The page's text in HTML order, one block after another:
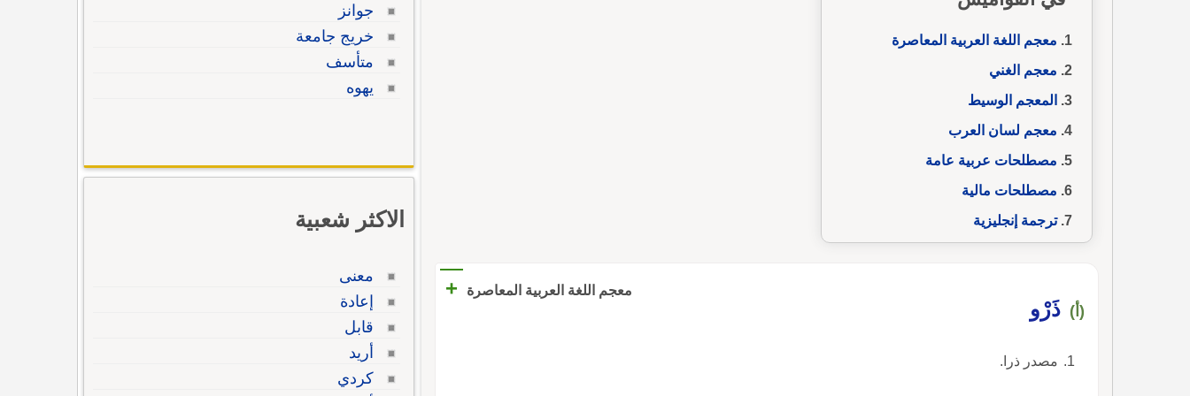
معجم اللغة العربية المعاصرة
معجم الغني
المعجم الوسيط
معجم لسان العرب
مصطلحات عربية عامة
مصطلحات مالية
ترجمة إنجليزية
معجم اللغة العربية المعاصرة +
(أ) ذَرْو
مصدر ذرا.
جوانز
خريج جامعة
متأسف
يهوه
الاكثر شعبية
معنى
إعادة
قابل
أريد
كردي